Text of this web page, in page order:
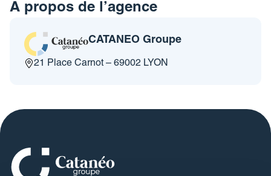
À propos de l’agence
CATANEO Groupe
21 Place Carnot – 69002 LYON